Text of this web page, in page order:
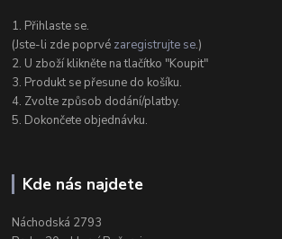
1. Přihlaste se.
(Jste-li zde poprvé zaregistrujte se.)
2. U zboží klikněte na tlačítko "Koupit"
3. Produkt se přesune do košíku.
4. Zvolte způsob dodání/platby.
5. Dokončete objednávku.
Kde nás najdete
Náchodská 2793